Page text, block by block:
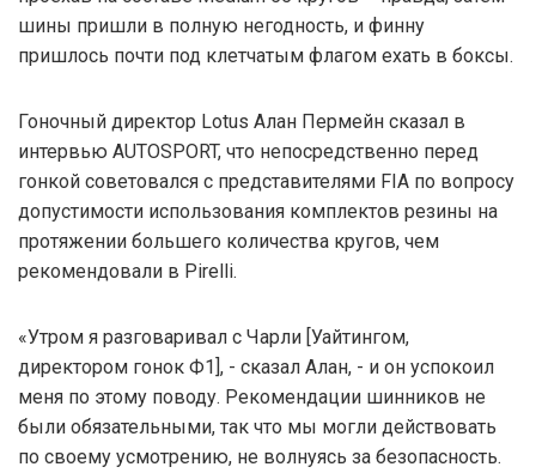
шины пришли в полную негодность, и финну
пришлось почти под клетчатым флагом ехать в боксы.
Гоночный директор Lotus Алан Пермейн сказал в
интервью AUTOSPORT, что непосредственно перед
гонкой советовался с представителями FIA по вопросу
допустимости использования комплектов резины на
протяжении большего количества кругов, чем
рекомендовали в Pirelli.
«Утром я разговаривал с Чарли [Уайтингом,
директором гонок Ф1], - сказал Алан, - и он успокоил
меня по этому поводу. Рекомендации шинников не
были обязательными, так что мы могли действовать
по своему усмотрению, не волнуясь за безопасность.